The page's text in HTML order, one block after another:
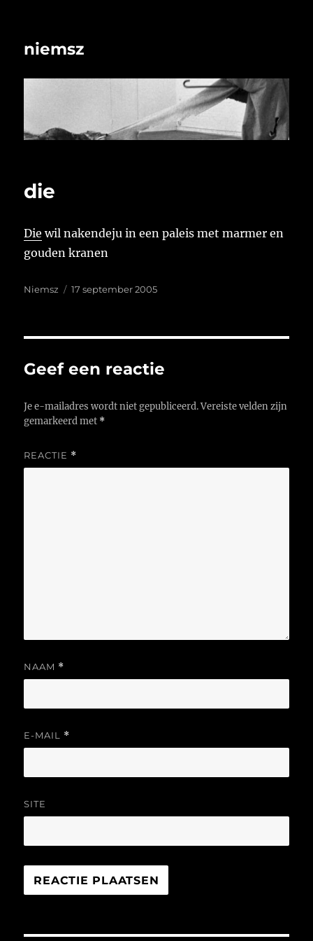
niemsz
die
Die wil nakendeju in een paleis met marmer en
gouden kranen
Auteur
Niemsz
Geplaatst
17 september 2005
Geef een reactie
Je e-mailadres wordt niet gepubliceerd. Vereiste velden zijn
gemarkeerd met *
REACTIE *
NAAM *
E-MAIL *
SITE